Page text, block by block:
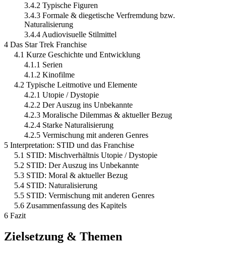
3.4.2 Typische Figuren
3.4.3 Formale & diegetische Verfremdung bzw.
Naturalisierung
3.4.4 Audiovisuelle Stilmittel
4 Das Star Trek Franchise
4.1 Kurze Geschichte und Entwicklung
4.1.1 Serien
4.1.2 Kinofilme
4.2 Typische Leitmotive und Elemente
4.2.1 Utopie / Dystopie
4.2.2 Der Auszug ins Unbekannte
4.2.3 Moralische Dilemmas & aktueller Bezug
4.2.4 Starke Naturalisierung
4.2.5 Vermischung mit anderen Genres
5 Interpretation: STID und das Franchise
5.1 STID: Mischverhältnis Utopie / Dystopie
5.2 STID: Der Auszug ins Unbekannte
5.3 STID: Moral & aktueller Bezug
5.4 STID: Naturalisierung
5.5 STID: Vermischung mit anderen Genres
5.6 Zusammenfassung des Kapitels
6 Fazit
Zielsetzung & Themen